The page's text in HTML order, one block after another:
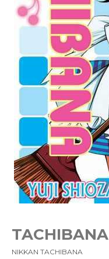
TACHIBANA
NIKKAN TACHIBANA